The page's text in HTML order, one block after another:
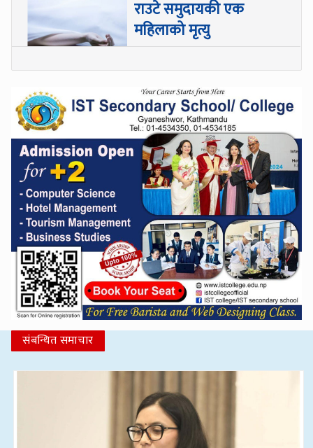
राउटे समुदायकी एक
महिलाको मृत्यु
संबन्धित समाचार